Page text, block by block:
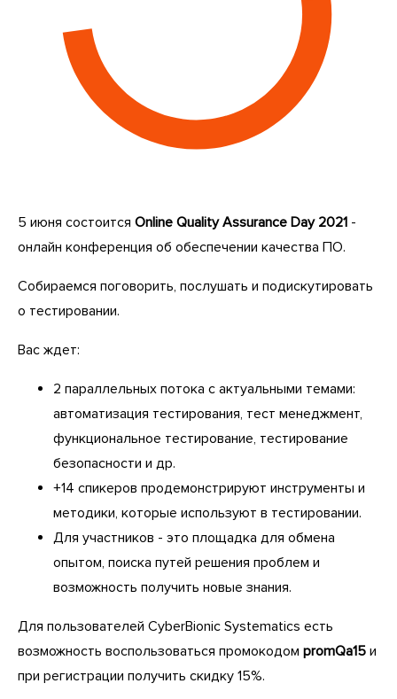
5 июня состоится Online Quality Assurance Day2021 -
онлайн конференция об обеспечении качества ПО.
Собираемся поговорить, послушать и подискутировать
о тестировании.
Вас ждет:
2 параллельных потока с актуальными темами:
автоматизация тестирования, тест менеджмент,
функциональное тестирование, тестирование
безопасности и др.
+14 спикеров продемонстрируют инструменты и
методики, которые используют в тестировании.
Для участников - это площадка для обмена
опытом, поиска путей решения проблем и
возможность получить новые знания.
Для пользователей CyberBionic Systematics есть
возможность воспользоваться промокодом promQa15 и
при регистрации получить скидку 15%.